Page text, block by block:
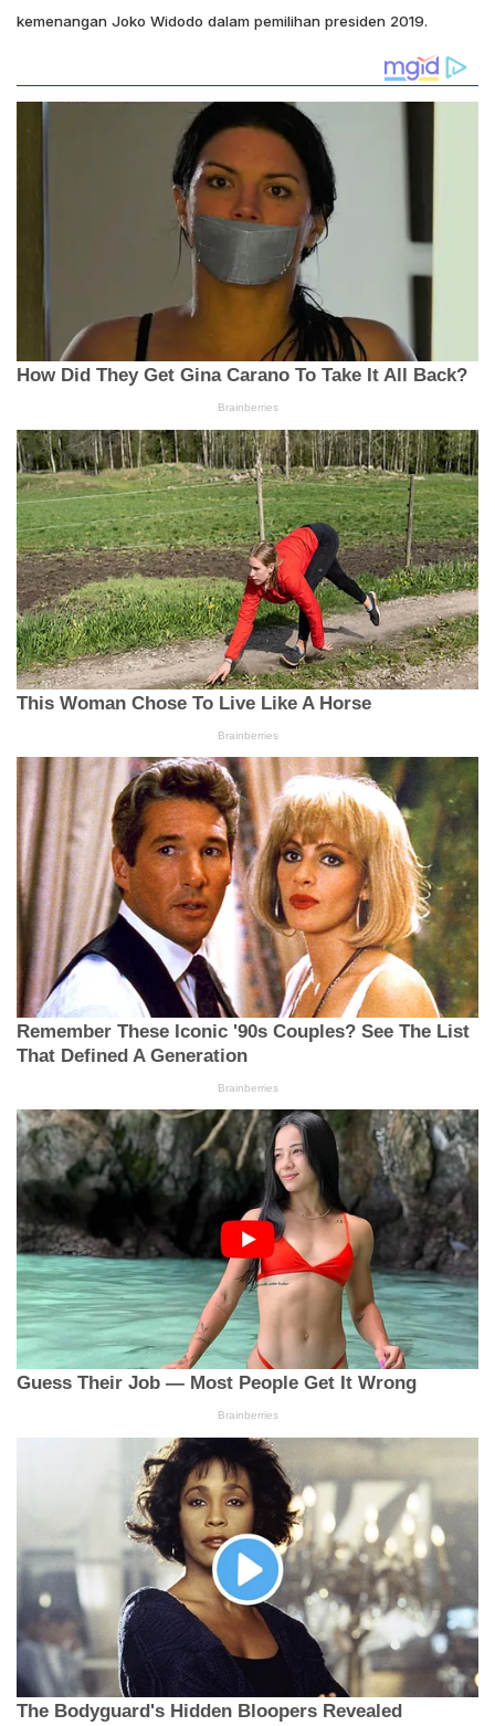
kemenangan Joko Widodo dalam pemilihan presiden 2019.